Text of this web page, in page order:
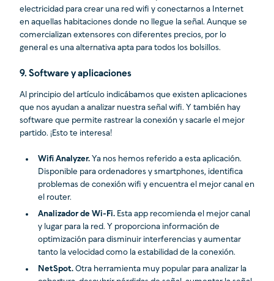
electricidad para crear una red wifi y conectarnos a Internet
en aquellas habitaciones donde no llegue la señal. Aunque se
comercializan extensores con diferentes precios, por lo
general es una alternativa apta para todos los bolsillos.
9. Software y aplicaciones
Al principio del artículo indicábamos que existen aplicaciones
que nos ayudan a analizar nuestra señal wifi. Y también hay
software que permite rastrear la conexión y sacarle el mejor
partido. ¡Esto te interesa!
Wifi Analyzer. Ya nos hemos referido a esta aplicación.
Disponible para ordenadores y smartphones, identifica
problemas de conexión wifi y encuentra el mejor canal en
el router.
Analizador de Wi-Fi. Esta app recomienda el mejor canal
y lugar para la red. Y proporciona información de
optimización para disminuir interferencias y aumentar
tanto la velocidad como la estabilidad de la conexión.
NetSpot. Otra herramienta muy popular para analizar la